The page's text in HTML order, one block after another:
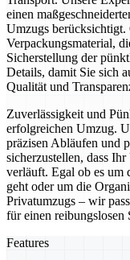
einen
Umzugs berücksichtigt.
Verpackungsmaterial,
Sicherstellung der
Details, damit Sie sich
Qualität und
Zuverlässigkeit und
erfolgreichen Umzug.
präzisen Abläufen und
sicherzustellen, dass
verläuft. Egal ob es um
geht oder um die
Privatumzugs – wir
für einen reibungslosen
Features